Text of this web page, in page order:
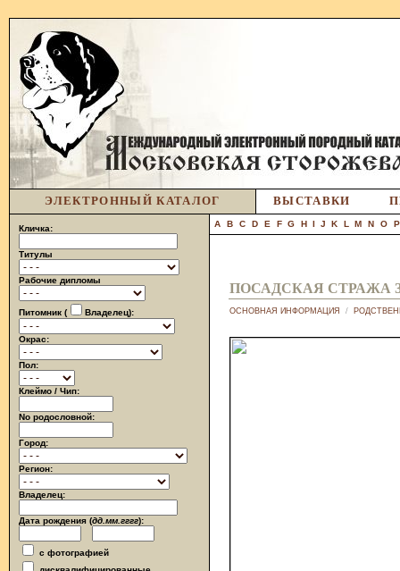
ЭЛЕКТРОННЫЙ КАТАЛОГ ВЫСТАВКИ
Кличка:
Титулы
Рабочие дипломы
Питомник ( Владелец):
Окрас:
Пол:
Клеймо / Чип:
No родословной:
Город:
Регион:
Владелец:
Дата рождения (дд.мм.гггг):
с фотографией
A B C D E F G H I J K L M N O P
ПОСАДСКАЯ СТРАЖА
ОСНОВНАЯ ИНФОРМАЦИЯ /